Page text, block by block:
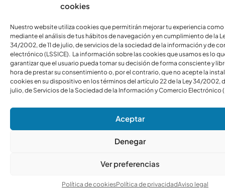
cookies
Nuestro website utiliza cookies que permitirán mejorar tu experiencia como
mediante el análisis de tus hábitos de navegación y en cumplimiento de la
34/2002, de 11 de julio, de servicios de la sociedad de la información y de
electrónico (LSSICE). La información sobre las cookies que usamos es lo
garantizar que el usuario pueda tomar su decisión de forma consciente y
hora de prestar su consentimiento o, por el contrario, que no acepte la
cookies en su dispositivo en los términos del artículo 22 de la Ley 34/2002,
julio, de Servicios de la Sociedad de la Información y Comercio Electrónico
Aceptar
Denegar
Ver preferencias
Política de cookiesPolítica de privacidadAviso legal